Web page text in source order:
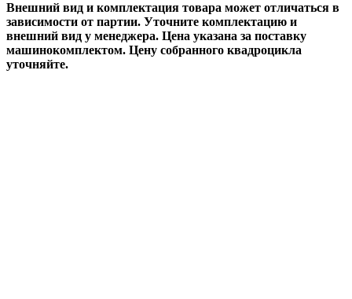
Внешний вид и комплектация товара может отличаться в
зависимости от партии. Уточните комплектацию и
внешний вид у менеджера.​ Цена указана за поставку
машинокомплектом. Цену собранного квадроцикла
уточняйте.